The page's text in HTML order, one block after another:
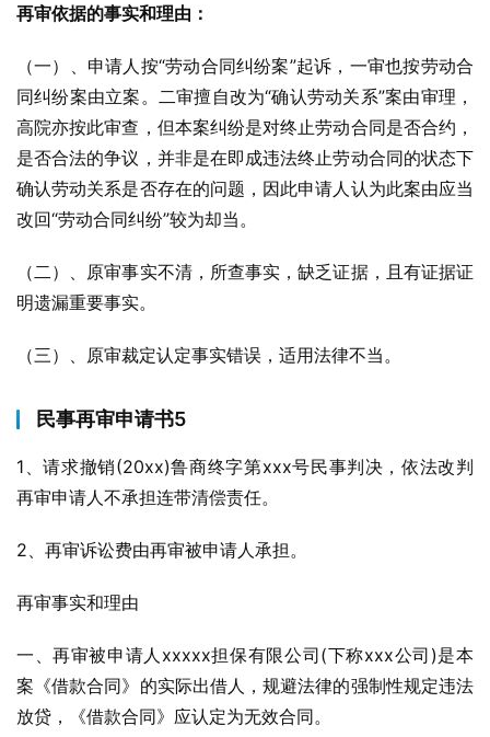
再审依据的事实和理由：
（一）、申请人按“劳动合同纠纷案”起诉，一审也按劳动合
同纠纷案由立案。二审擅自改为“确认劳动关系”案由审理，
高院亦按此审查，但本案纠纷是对终止劳动合同是否合约，
是否合法的争议，并非是在即成违法终止劳动合同的状态下
确认劳动关系是否存在的问题，因此申请人认为此案由应当
改回“劳动合同纠纷”较为却当。
（二）、原审事实不清，所查事实，缺乏证据，且有证据证
明遗漏重要事实。
（三）、原审裁定认定事实错误，适用法律不当。
民事再审申请书5
1、请求撤销(20xx)鲁商终字第xxx号民事判决，依法改判
再审申请人不承担连带清偿责任。
2、再审诉讼费由再审被申请人承担。
再审事实和理由
一、再审被申请人xxxxx担保有限公司(下称xxx公司)是本
案《借款合同》的实际出借人，规避法律的强制性规定违法
放贷，《借款合同》应认定为无效合同。